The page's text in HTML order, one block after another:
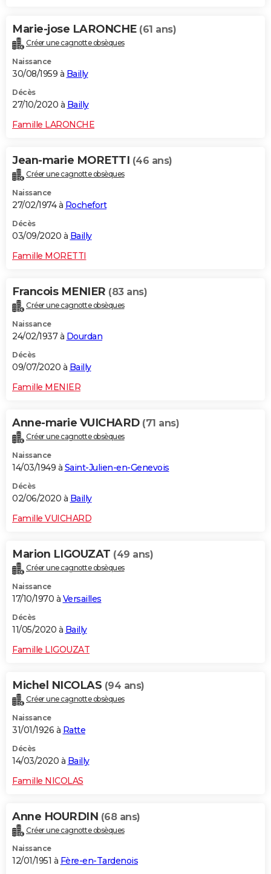
Marie-jose LARONCHE (61 ans)
Créer une cagnotte obsèques
Naissance
30/08/1959 à Bailly
Décès
27/10/2020 à Bailly
Famille LARONCHE
Jean-marie MORETTI (46 ans)
Créer une cagnotte obsèques
Naissance
27/02/1974 à Rochefort
Décès
03/09/2020 à Bailly
Famille MORETTI
Francois MENIER (83 ans)
Créer une cagnotte obsèques
Naissance
24/02/1937 à Dourdan
Décès
09/07/2020 à Bailly
Famille MENIER
Anne-marie VUICHARD (71 ans)
Créer une cagnotte obsèques
Naissance
14/03/1949 à Saint-Julien-en-Genevois
Décès
02/06/2020 à Bailly
Famille VUICHARD
Marion LIGOUZAT (49 ans)
Créer une cagnotte obsèques
Naissance
17/10/1970 à Versailles
Décès
11/05/2020 à Bailly
Famille LIGOUZAT
Michel NICOLAS (94 ans)
Créer une cagnotte obsèques
Naissance
31/01/1926 à Ratte
Décès
14/03/2020 à Bailly
Famille NICOLAS
Anne HOURDIN (68 ans)
Créer une cagnotte obsèques
Naissance
12/01/1951 à Fère-en-Tardenois